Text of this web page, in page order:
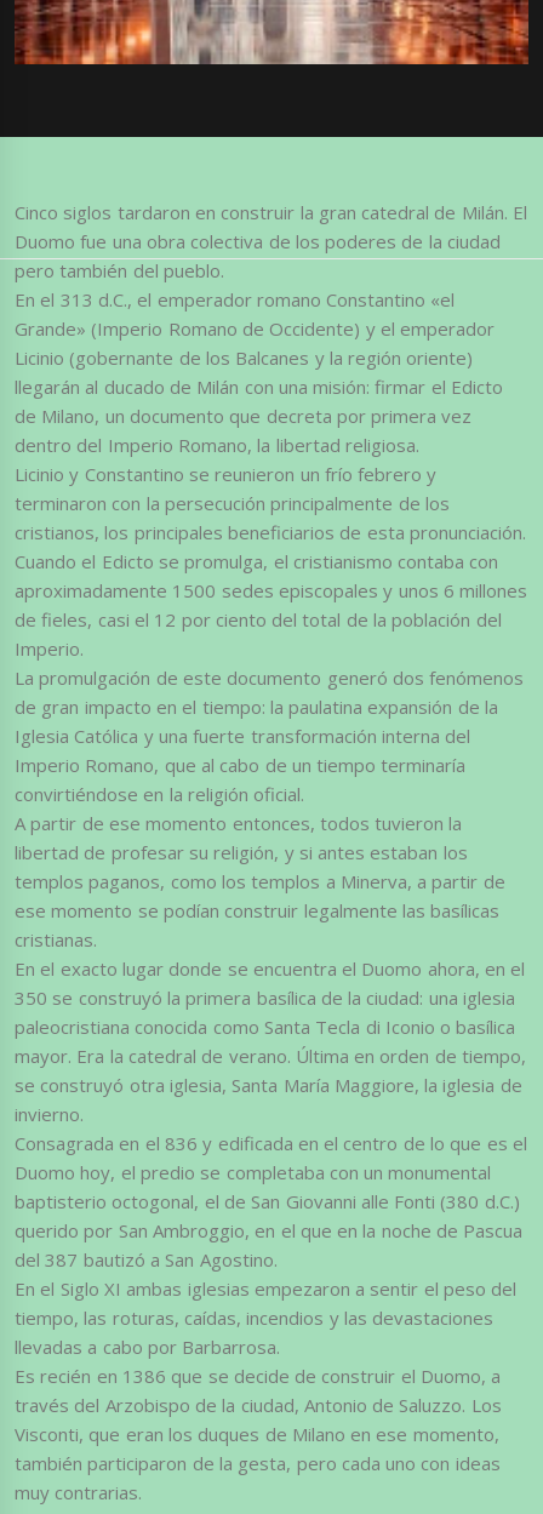
Cinco siglos tardaron en construir la gran catedral de Milán. El
Duomo fue una obra colectiva de los poderes de la ciudad
pero también del pueblo.
En el 313 d.C., el emperador romano Constantino «el
Grande» (Imperio Romano de Occidente) y el emperador
Licinio (gobernante de los Balcanes y la región oriente)
llegarán al ducado de Milán con una misión: firmar el Edicto
de Milano, un documento que decreta por primera vez
dentro del Imperio Romano, la libertad religiosa.
Licinio y Constantino se reunieron un frío febrero y
terminaron con la persecución principalmente de los
cristianos, los principales beneficiarios de esta pronunciación.
Cuando el Edicto se promulga, el cristianismo contaba con
aproximadamente 1500 sedes episcopales y unos 6 millones
de fieles, casi el 12 por ciento del total de la población del
Imperio.
La promulgación de este documento generó dos fenómenos
de gran impacto en el tiempo: la paulatina expansión de la
Iglesia Católica y una fuerte transformación interna del
Imperio Romano, que al cabo de un tiempo terminaría
convirtiéndose en la religión oficial.
A partir de ese momento entonces, todos tuvieron la
libertad de profesar su religión, y si antes estaban los
templos paganos, como los templos a Minerva, a partir de
ese momento se podían construir legalmente las basílicas
cristianas.
En el exacto lugar donde se encuentra el Duomo ahora, en el
350 se construyó la primera basílica de la ciudad: una iglesia
paleocristiana conocida como Santa Tecla di Iconio o basílica
mayor. Era la catedral de verano. Última en orden de tiempo,
se construyó otra iglesia, Santa María Maggiore, la iglesia de
invierno.
Consagrada en el 836 y edificada en el centro de lo que es el
Duomo hoy, el predio se completaba con un monumental
baptisterio octogonal, el de San Giovanni alle Fonti (380 d.C.)
querido por San Ambroggio, en el que en la noche de Pascua
del 387 bautizó a San Agostino.
En el Siglo XI ambas iglesias empezaron a sentir el peso del
tiempo, las roturas, caídas, incendios y las devastaciones
llevadas a cabo por Barbarrosa.
Es recién en 1386 que se decide de construir el Duomo, a
través del Arzobispo de la ciudad, Antonio de Saluzzo. Los
Visconti, que eran los duques de Milano en ese momento,
también participaron de la gesta, pero cada uno con ideas
muy contrarias.